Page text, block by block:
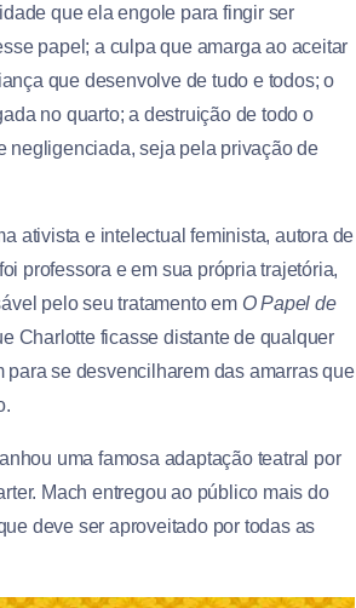
que ela engole para fingir ser
papel; a culpa que amarga ao aceitar
que desenvolve de tudo e todos; o
no quarto; a destruição de todo o
negligenciada, seja pela privação de
ativista e intelectual feminista, autora de
professora e em sua própria trajetória,
pelo seu tratamento em O Papel de
Charlotte ficasse distante de qualquer
se desvencilharem das amarras que
uma famosa adaptação teatral por
Mach entregou ao público mais do
deve ser aproveitado por todas as